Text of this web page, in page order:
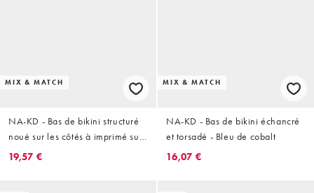
MIX & MATCH
NA-KD - Bas de bikini structuré
noué sur les côtés à imprimé sur
l'ensemble
19,57 €
MIX & MATCH
NA-KD - Bas de bikini échancré
et torsadé - Bleu de cobalt
16,07 €